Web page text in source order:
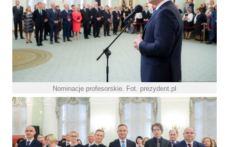
Nominacje profesorskie. Fot. prezydent.pl